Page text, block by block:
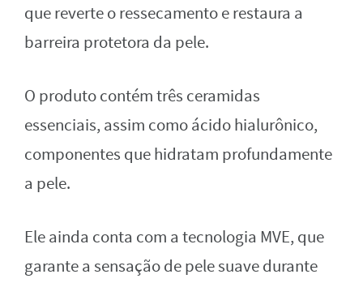
que reverte o ressecamento e restaura a
barreira protetora da pele.
O produto contém três ceramidas
essenciais, assim como ácido hialurônico,
componentes que hidratam profundamente
a pele.
Ele ainda conta com a tecnologia MVE, que
garante a sensação de pele suave durante